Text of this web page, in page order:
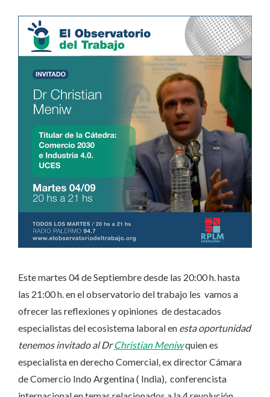
Este martes 04 de Septiembre desde las 20:00 h. hasta
las 21:00 h. en el observatorio del trabajo les vamos a
ofrecer las reflexiones y opiniones de destacados
especialistas del ecosistema laboral en esta oportunidad
tenemos invitado al DrChristian Meniwquien es
especialista en derecho Comercial, ex director Cámara
de Comercio Indo Argentina ( India), conferencista